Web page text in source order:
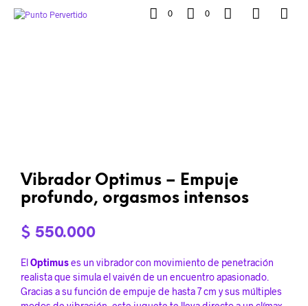
0 0
Vibrador Optimus – Empuje
profundo, orgasmos intensos
$ 550.000
ElOptimuses un vibrador con movimiento de penetración
realista que simula el vaivén de un encuentro apasionado.
Gracias a su función de empuje de hasta 7 cm y sus múltiples